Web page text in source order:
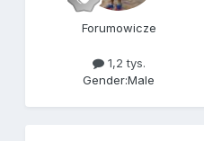
Forumowicze
1,2 tys.
Gender:Male